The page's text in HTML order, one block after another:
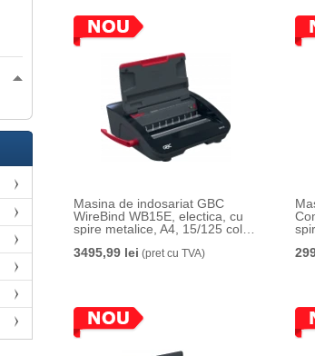
Masina de indosariat GBC
WireBind WB15E, electica, cu
spire metalice, A4, 15/125 coli,
3495,99 lei (pret cu TVA)